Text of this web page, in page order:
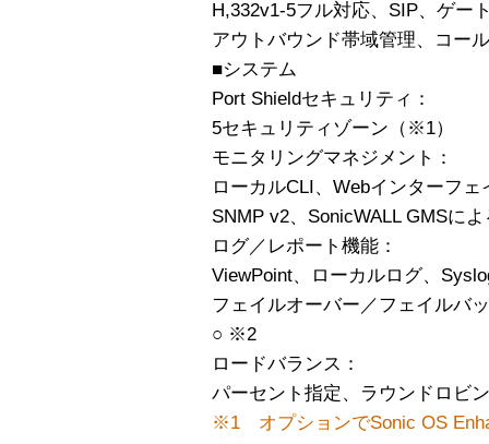
H,332v1-5フル対応、SIP、ゲー
アウトバウンド帯域管理、コー
■システム
Port Shieldセキュリティ：
5セキュリティゾーン（※1）
モニタリングマネジメント：
ローカルCLI、Webインターフ
SNMP v2、SonicWALL GMSに
ログ／レポート機能：
ViewPoint、ローカルログ、
フェイルオーバー／フェイルバ
○ ※2
ロードバランス：
パーセント指定、ラウンドロビ
※1 オプションでSonic OS